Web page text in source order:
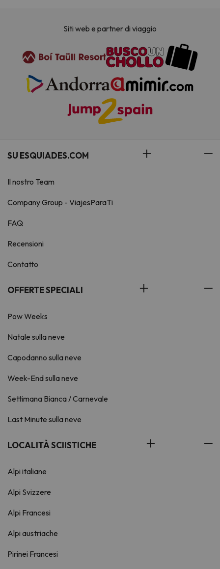
Siti web e partner di viaggio
SU ESQUIADES.COM
Il nostro Team
Company Group - ViajesParaTi
FAQ
Recensioni
Contatto
OFFERTE SPECIALI
Pow Weeks
Natale sulla neve
Capodanno sulla neve
Week-End sulla neve
Settimana Bianca / Carnevale
Last Minute sulla neve
LOCALITÀ SCIISTICHE
Alpi italiane
Alpi Svizzere
Alpi Francesi
Alpi austriache
Pirinei Francesi